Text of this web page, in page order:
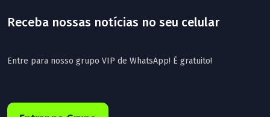
Receba nossas notícias no seu celular
Entre para nosso grupo VIP de WhatsApp! É gratuito!